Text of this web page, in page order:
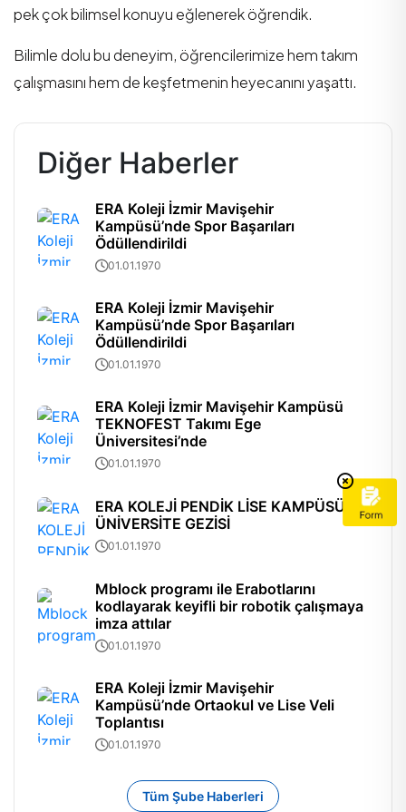
pek çok bilimsel konuyu eğlenerek öğrendik.
Bilimle dolu bu deneyim, öğrencilerimize hem takım
çalışmasını hem de keşfetmenin heyecanını yaşattı.
Diğer Haberler
ERA Koleji İzmir Mavişehir
Kampüsü’nde Spor Başarıları
Ödüllendirildi
01.01.1970
ERA Koleji İzmir Mavişehir
Kampüsü’nde Spor Başarıları
Ödüllendirildi
01.01.1970
ERA Koleji İzmir Mavişehir Kampüsü
TEKNOFEST Takımı Ege
Üniversitesi’nde
01.01.1970
ERA KOLEJİ PENDİK LİSE KAMPÜSÜ
ÜNİVERSİTE GEZİSİ
01.01.1970
Mblock programı ile Erabotlarını
kodlayarak keyifli bir robotik çalışmaya
imza attılar
01.01.1970
ERA Koleji İzmir Mavişehir
Kampüsü’nde Ortaokul ve Lise Veli
Toplantısı
01.01.1970
Tüm Şube Haberleri